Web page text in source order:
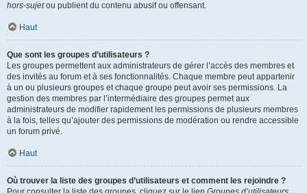
hors-sujetou publient du contenu abusif ou offensant.
Haut
Que sont les groupes d’utilisateurs ?
Les groupes permettent aux administrateurs de gérer l’accès des membres et
des invités au forum et à ses fonctionnalités. Chaque membre peut appartenir
à un ou plusieurs groupes et chaque groupe peut avoir ses permissions. La
gestion des membres par l’intermédiaire des groupes permet aux
administrateurs de modifier rapidement les permissions de plusieurs membres
à la fois, telles qu’ajouter des permissions de modération ou rendre accessible
un forum privé.
Haut
Où trouver la liste des groupes d’utilisateurs et comment les rejoindre ?